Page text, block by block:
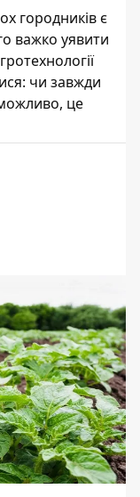
городників є
важко уявити
чи завжди
це